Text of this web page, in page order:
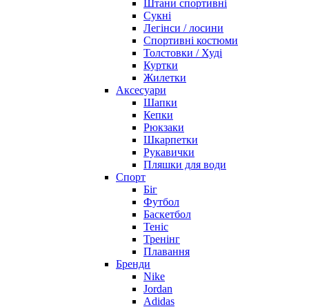
Штани спортивні
Сукні
Легінси / лосини
Спортивні костюми
Толстовки / Худі
Куртки
Жилетки
Аксесуари
Шапки
Кепки
Рюкзаки
Шкарпетки
Рукавички
Пляшки для води
Спорт
Біг
Футбол
Баскетбол
Теніс
Тренінг
Плавання
Бренди
Nike
Jordan
Adidas